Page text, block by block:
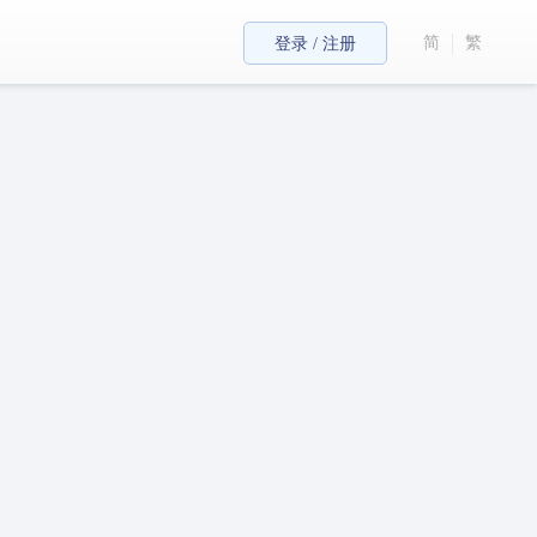
登录 / 注册 简 繁